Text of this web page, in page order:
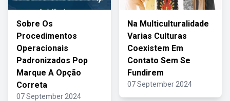
Sobre Os
Procedimentos
Operacionais
Padronizados Pop
Marque A Opção
Correta
07 September 2024
Na Multiculturalidade
Varias Culturas
Coexistem Em
Contato Sem Se
Fundirem
07 September 2024